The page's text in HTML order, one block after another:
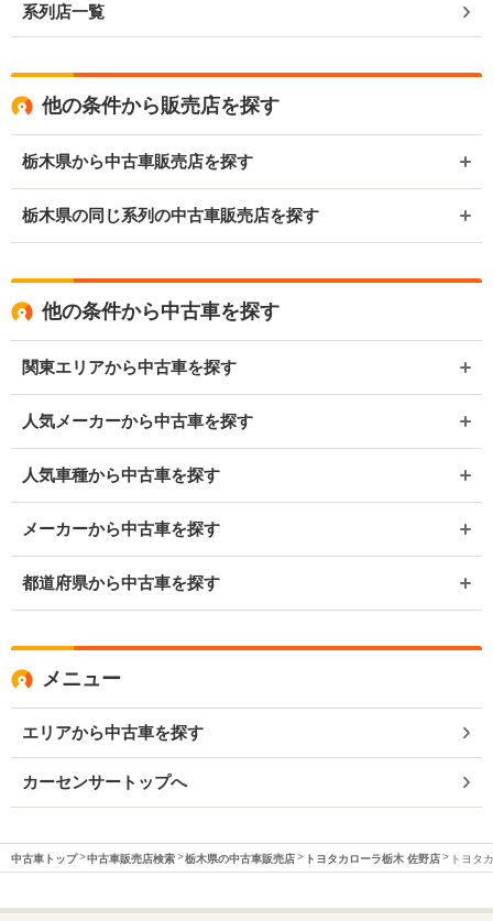
系列店一覧
他の条件から販売店を探す
栃木県から中古車販売店を探す
栃木県の同じ系列の中古車販売店を探す
他の条件から中古車を探す
関東エリアから中古車を探す
人気メーカーから中古車を探す
人気車種から中古車を探す
メーカーから中古車を探す
都道府県から中古車を探す
メニュー
エリアから中古車を探す
カーセンサートップへ
中古車トップ 中古車販売店検索 栃木県の中古車販売店 トヨタカローラ栃木 佐野店 トヨタ